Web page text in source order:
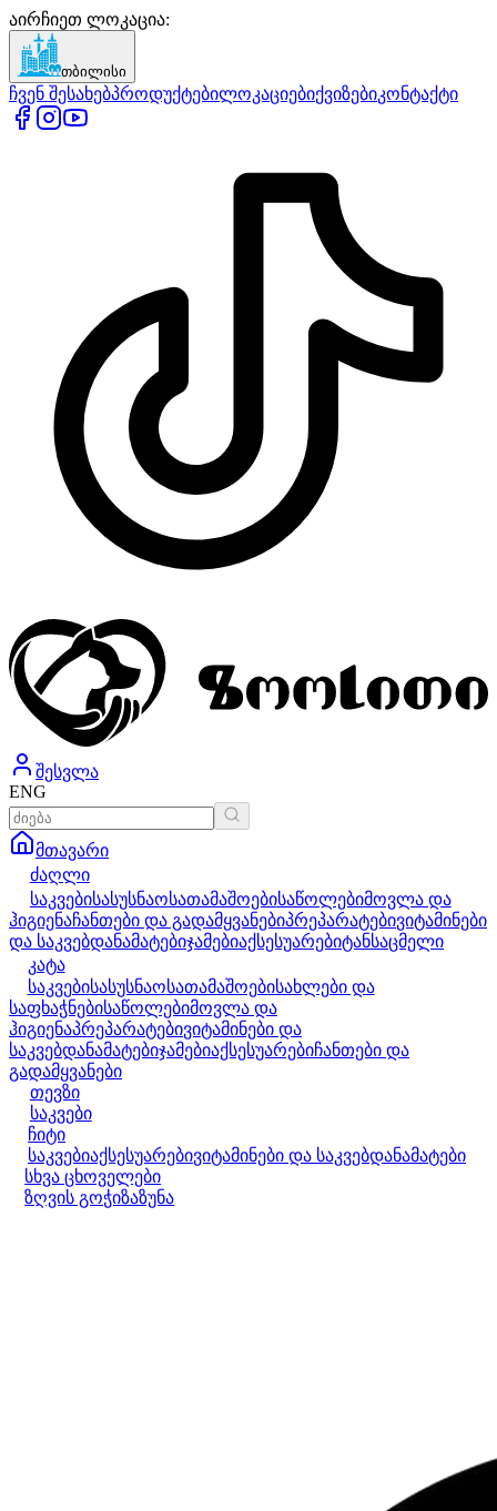
აირჩიეთ ლოკაცია:
თბილისი
ჩვენ შესახებპროდუქტებილოკაციებიქვიზებიკონტაქტი
შესვლა
ENG
მთავარი
ძაღლი
საკვებისასუსნაოსათამაშოებისაწოლებიმოვლა და
ჰიგიენაჩანთები და გადამყვანებიპრეპარატებივიტამინები
და საკვებდანამატებიჯამებიაქსესუარებიტანსაცმელი
კატა
საკვებისასუსნაოსათამაშოებისახლები და
საფხაჭნებისაწოლებიმოვლა და
ჰიგიენაპრეპარატებივიტამინები და
საკვებდანამატებიჯამებიაქსესუარებიჩანთები და
გადამყვანები
თევზი
საკვები
ჩიტი
საკვებიაქსესუარებივიტამინები და საკვებდანამატები
სხვა ცხოველები
ზღვის გოჭიზაზუნა